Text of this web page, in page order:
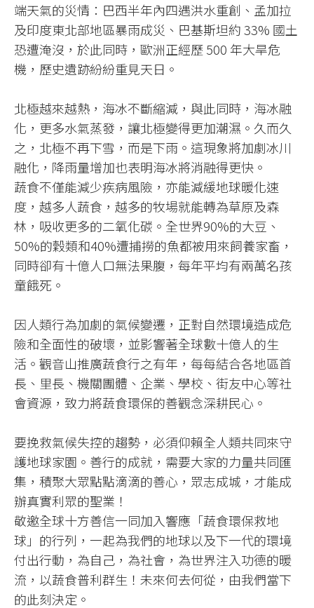
端天氣的災情：巴西半年內四遇洪水重創、孟加拉
及印度東北部地區暴雨成災、巴基斯坦約 33% 國土
恐遭淹沒，於此同時，歐洲正經歷 500 年大旱危
機，歷史遺跡紛紛重見天日。
北極越來越熱，海冰不斷縮減，與此同時，海冰融
化，更多水氣蒸發，讓北極變得更加潮濕。久而久
之，北極不再下雪，而是下雨。這現象將加劇冰川
融化，降雨量增加也表明海冰將消融得更快。
蔬食不僅能減少疾病風險，亦能減緩地球暖化速
度，越多人蔬食，越多的牧場就能轉為草原及森
林，吸收更多的二氧化碳。全世界90%的大豆、
50%的穀類和40%遭捕撈的魚都被用來飼養家畜，
同時卻有十億人口無法果腹，每年平均有兩萬名孩
童餓死。
因人類行為加劇的氣候變遷，正對自然環境造成危
險和全面性的破壞，並影響著全球數十億人的生
活。觀音山推廣蔬食行之有年，每每結合各地區首
長、里長、機關團體、企業、學校、街友中心等社
會資源，致力將蔬食環保的善觀念深耕民心。
要挽救氣候失控的趨勢，必須仰賴全人類共同來守
護地球家園。善行的成就，需要大家的力量共同匯
集，積聚大眾點點滴滴的善心，眾志成城，才能成
辦真實利眾的聖業！
敬邀全球十方善信一同加入響應「蔬食環保救地
球」的行列，一起為我們的地球以及下一代的環境
付出行動，為自己，為社會，為世界注入功德的暖
流，以蔬食普利群生！未來何去何從，由我們當下
的此刻決定。